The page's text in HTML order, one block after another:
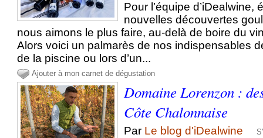
Pour l’équipe d’iDealwine,
nouvelles découvertes
nous aimons le plus faire, au-delà de boire du
Alors voici un palmarès de nos indispensables
de la piscine ou lors d’un...
Ajouter à mon carnet de dégustation
Domaine Lorenzon :
Côte Chalonnaise
Par Le blog d'iDealwine